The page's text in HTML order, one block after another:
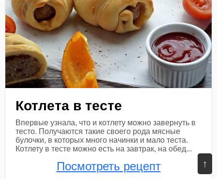
↑
Котлета в тесте
Впервые узнала, что и котлету можно завернуть в
тесто. Получаются такие своего рода мясные
булочки, в которых много начинки и мало теста.
Котлету в тесте можно есть на завтрак, на обед...
Посмотреть рецепт